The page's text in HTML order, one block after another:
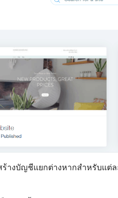
างบัญชีแยกต่างหากสำหรับแต่ล